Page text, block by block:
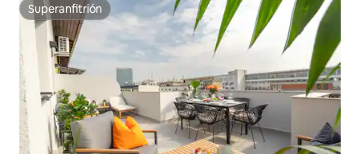
Superanfitrión
Superanfitrión